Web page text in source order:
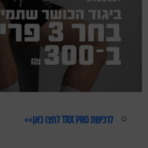
לרכישת TRX PRO לחצו כאן>>